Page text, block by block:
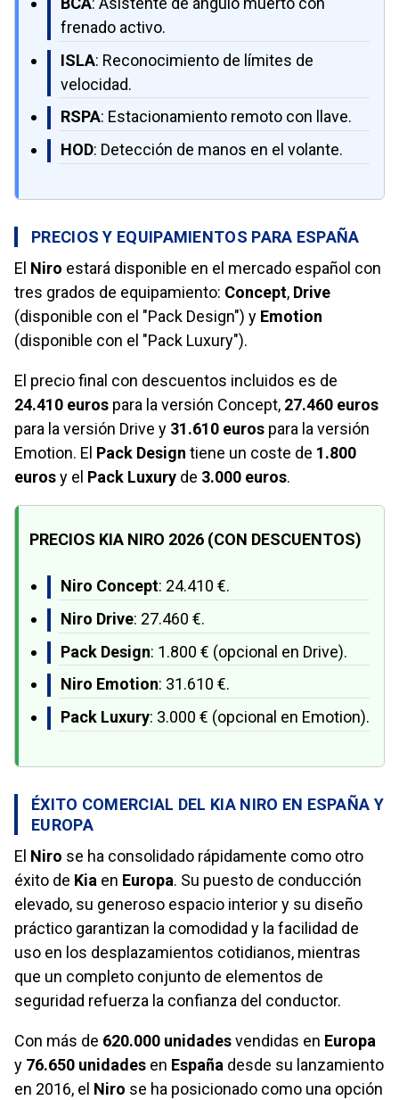
frenado activo.
ISLA: Reconocimiento de límites de
velocidad.
RSPA: Estacionamiento remoto con llave.
HOD: Detección de manos en el volante.
PRECIOS Y EQUIPAMIENTOS PARA ESPAÑA
El Niro estará disponible en el mercado español con
tres grados de equipamiento: Concept, Drive
(disponible con el "Pack Design") y Emotion
(disponible con el "Pack Luxury").
El precio final con descuentos incluidos es de
24.410 euros para la versión Concept, 27.460 euros
para la versión Drive y 31.610 euros para la versión
Emotion. El Pack Design tiene un coste de 1.800
eurosy el Pack Luxury de 3.000 euros.
PRECIOS KIA NIRO 2026 (CON DESCUENTOS)
Niro Concept: 24.410 €.
Niro Drive: 27.460 €.
Pack Design: 1.800 € (opcional en Drive).
Niro Emotion: 31.610 €.
Pack Luxury: 3.000 € (opcional en Emotion).
ÉXITO COMERCIAL DEL KIA NIRO EN ESPAÑA Y
EUROPA
El Niro se ha consolidado rápidamente como otro
éxito de Kia en Europa. Su puesto de conducción
elevado, su generoso espacio interior y su diseño
práctico garantizan la comodidad y la facilidad de
uso en los desplazamientos cotidianos, mientras
que un completo conjunto de elementos de
seguridad refuerza la confianza del conductor.
Con más de 620.000 unidadesvendidas en Europa
y 76.650 unidades en España desde su lanzamiento
en 2016, el Niro se ha posicionado como una opción